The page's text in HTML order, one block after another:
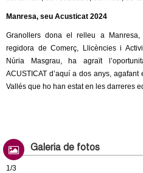
Manresa, seu Acusticat 2024
Granollers dona el relleu a
regidora de Comerç, Llicències i
Núria Masgrau, ha agraït
ACUSTICAT d’aquí a dos anys,
Vallés que ho han estat en les darreres
Galeria de fotos
1/3